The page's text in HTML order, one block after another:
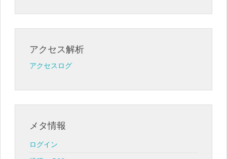
アクセス解析
アクセスログ
メタ情報
ログイン